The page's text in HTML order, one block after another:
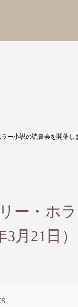
ー小説の読書会を開催し
ー・ホ
月21日）